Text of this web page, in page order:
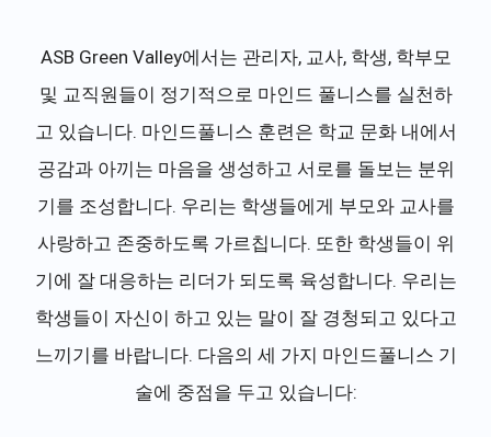
ASB Green Valley에서는 관리자, 교사, 학생, 학부모
및 교직원들이 정기적으로 마인드 풀니스를 실천하
고 있습니다. 마인드풀니스 훈련은 학교 문화 내에서
공감과 아끼는 마음을 생성하고 서로를 돌보는 분위
기를 조성합니다. 우리는 학생들에게 부모와 교사를
사랑하고 존중하도록 가르칩니다. 또한 학생들이 위
기에 잘 대응하는 리더가 되도록 육성합니다. 우리는
학생들이 자신이 하고 있는 말이 잘 경청되고 있다고
느끼기를 바랍니다. 다음의 세 가지 마인드풀니스 기
술에 중점을 두고 있습니다: